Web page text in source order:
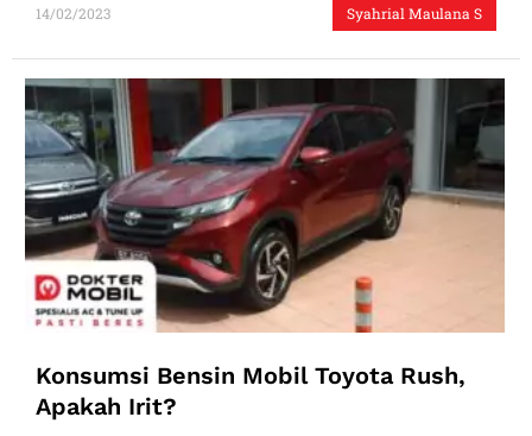
Syahrial Maulana S
14/02/2023
Konsumsi Bensin Mobil Toyota Rush,
Apakah Irit?